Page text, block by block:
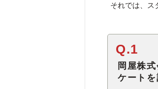
それでは、ス
Q.1
岡屋株
ケート